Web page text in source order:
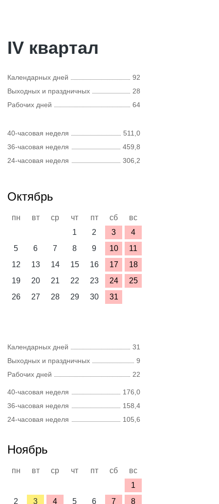
IV квартал
Календарных дней
92
Выходных и праздничных
28
Рабочих дней
64
40-часовая неделя
511,0
36-часовая неделя
459,8
24-часовая неделя
306,2
Октябрь
пн вт ср чт пт сб
вс
1
2 3
4
5
6 7 8 9 10
11
12
13 14 15 16 17
18
19
20 21 22 23 24
25
26
27 28 29 30 31
Календарных дней
31
Выходных и праздничных
9
Рабочих дней
22
40-часовая неделя
176,0
36-часовая неделя
158,4
24-часовая неделя
105,6
Ноябрь
пн вт ср чт пт сб
вс
1
2
3 4 5 6 7 8